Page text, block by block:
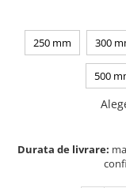
Accesorii pentru
sertare
Organizatoare
Suruburi, coltare,
imbinare
250 mm 300
500
Durata de livrare: